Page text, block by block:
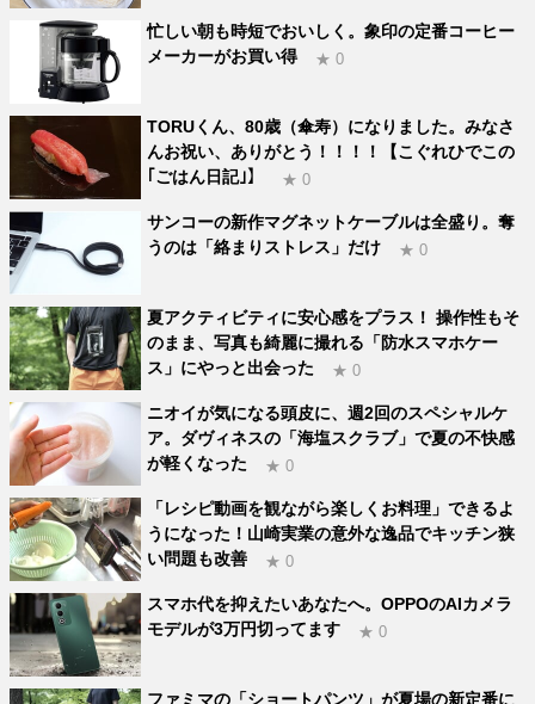
忙しい朝も時短でおいしく。象印の定番コーヒー
メーカーがお買い得
★ 0
TORUくん、80歳（傘寿）になりました。みなさ
んお祝い、ありがとう！！！！【こぐれひでこの
｢ごはん日記｣】
★ 0
サンコーの新作マグネットケーブルは全盛り。奪
うのは「絡まりストレス」だけ
★ 0
夏アクティビティに安心感をプラス！ 操作性もそ
のまま、写真も綺麗に撮れる「防水スマホケー
ス」にやっと出会った
★ 0
ニオイが気になる頭皮に、週2回のスペシャルケ
ア。ダヴィネスの「海塩スクラブ」で夏の不快感
が軽くなった
★ 0
「レシピ動画を観ながら楽しくお料理」できるよ
うになった！山崎実業の意外な逸品でキッチン狭
い問題も改善
★ 0
スマホ代を抑えたいあなたへ。OPPOのAIカメラ
モデルが3万円切ってます
★ 0
ファミマの「ショートパンツ」が夏場の新定番に